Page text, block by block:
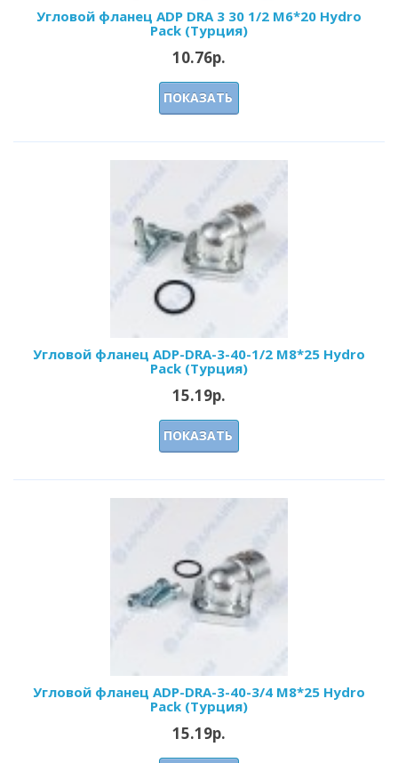
Угловой фланец ADP DRA 3 30 1/2 M6*20 Hydro
Pack (Турция)
10.76р.
ПОКАЗАТЬ
Угловой фланец ADP-DRA-3-40-1/2 M8*25 Hydro
Pack (Турция)
15.19р.
ПОКАЗАТЬ
Угловой фланец ADP-DRA-3-40-3/4 M8*25 Hydro
Pack (Турция)
15.19р.